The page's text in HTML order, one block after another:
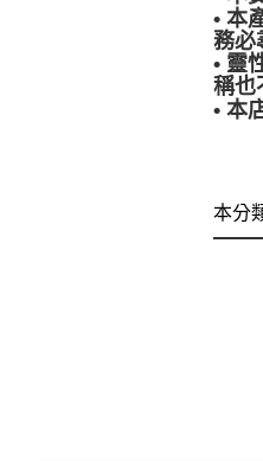
• 本
務必
• 靈
稱也
• 本
本分